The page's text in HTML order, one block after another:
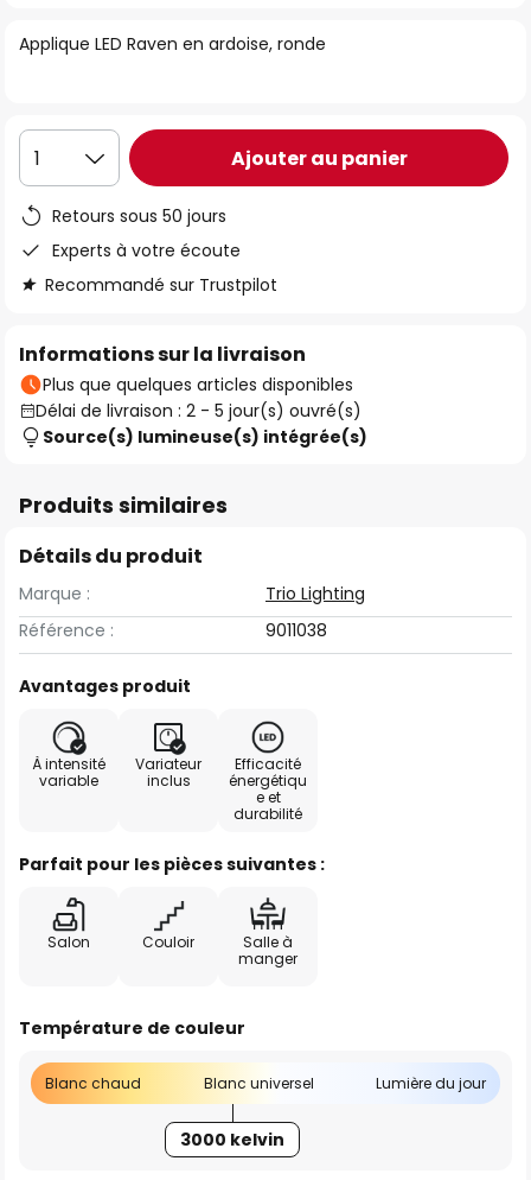
the
Applique LED Raven en ardoise, ronde
1 Ajouter au panier
Retours sous 50 jours
Experts à votre écoute
Recommandé sur Trustpilot
Informations sur la livraison
Plus que quelques articles disponibles
Délai de livraison : 2 - 5 jour(s) ouvré(s)
Source(s) lumineuse(s) intégrée(s)
Produits similaires
Détails du produit
Marque :
Trio Lighting
Référence :
9011038
Avantages produit
À intensité
variable
Variateur
inclus
Efficacité
énergétiqu
e et
durabilité
Parfait pour les pièces suivantes :
Salon Couloir
Salle à
manger
Température de couleur
Blanc chaud Blanc universel Lumière du jour
3000 kelvin